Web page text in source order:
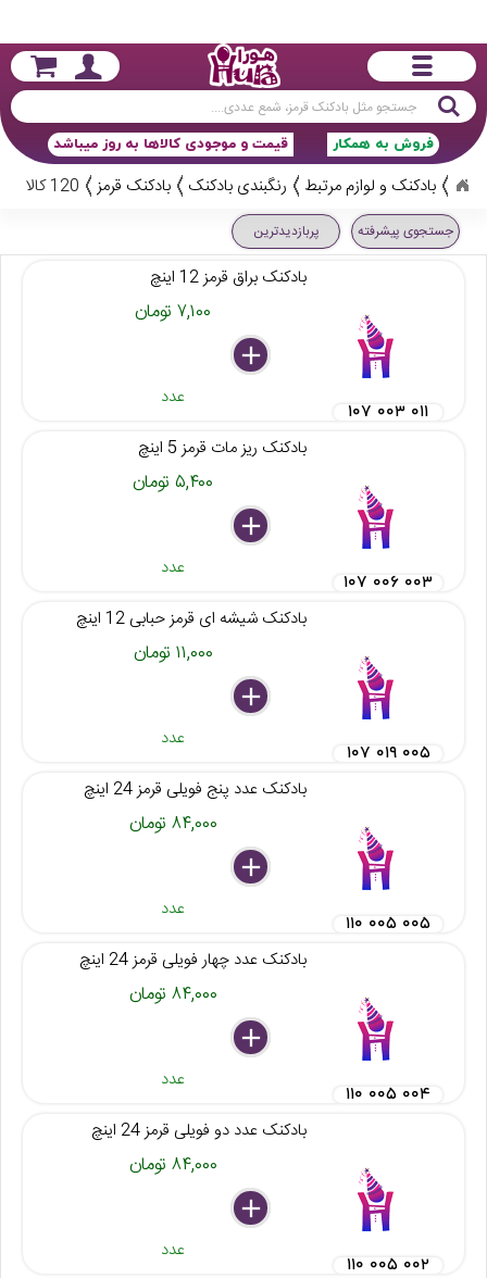
جستجو
قیمت و موجودی کالاها به روز میباشد فروش به همکار
بادکنک و لوازم مرتبط رنگبندی بادکنک بادکنک قرمز 120 کالا
جستجوی پیشرفته پربازدیدترین
بادکنک براق قرمز 12 اینچ
۷,۱۰۰ تومان
delete
remove
add
عدد
۱۰۷ ۰۰۳ ۰۱۱
بادکنک ریز مات قرمز 5 اینچ
۵,۴۰۰ تومان
delete
remove
add
عدد
۱۰۷ ۰۰۶ ۰۰۳
بادکنک شیشه ای قرمز حبابی 12 اینچ
۱۱,۰۰۰ تومان
delete
remove
add
عدد
۱۰۷ ۰۱۹ ۰۰۵
بادکنک عدد پنج فویلی قرمز 24 اینچ
۸۴,۰۰۰ تومان
delete
remove
add
عدد
۱۱۰ ۰۰۵ ۰۰۵
بادکنک عدد چهار فویلی قرمز 24 اینچ
۸۴,۰۰۰ تومان
delete
remove
add
عدد
۱۱۰ ۰۰۵ ۰۰۴
بادکنک عدد دو فویلی قرمز 24 اینچ
۸۴,۰۰۰ تومان
delete
remove
add
عدد
۱۱۰ ۰۰۵ ۰۰۲